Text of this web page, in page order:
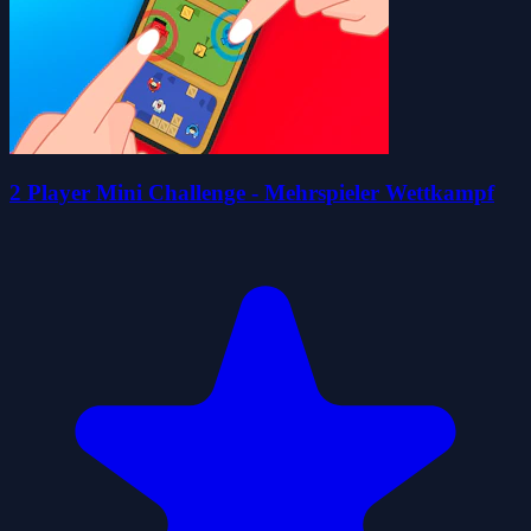
2 Player Mini Challenge - Mehrspieler Wettkampf